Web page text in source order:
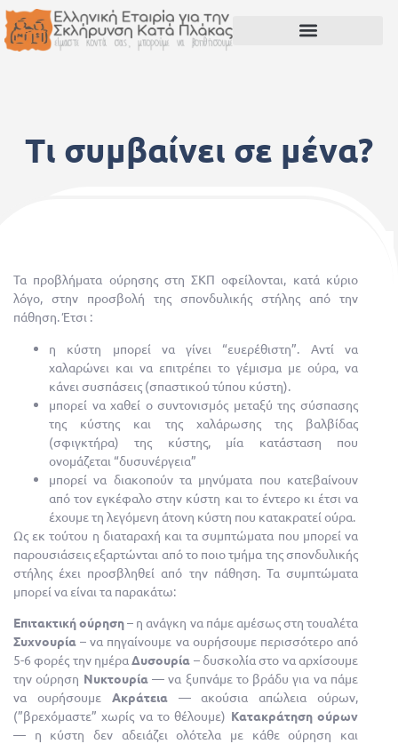
Τι συμβαίνει σε μένα?
Τα προβλήματα ούρησης στη ΣΚΠ οφείλονται, κατά κύριο
λόγο, στην προσβολή της σπονδυλικής στήλης από την
πάθηση. Έτσι :
η κύστη μπορεί να γίνει “ευερέθιστη”. Αντί να
χαλαρώνει και να επιτρέπει το γέμισμα με ούρα, να
κάνει συσπάσεις (σπαστικού τύπου κύστη).
μπορεί να χαθεί ο συντονισμός μεταξύ της σύσπασης
της κύστης και της χαλάρωσης της βαλβίδας
(σφιγκτήρα) της κύστης, μία κατάσταση που
ονομάζεται “δυσυνέργεια”
μπορεί να διακοπούν τα μηνύματα που κατεβαίνουν
από τον εγκέφαλο στην κύστη και το έντερο κι έτσι να
έχουμε τη λεγόμενη άτονη κύστη που κατακρατεί ούρα.
Ως εκ τούτου η διαταραχή και τα συμπτώματα που μπορεί να
παρουσιάσεις εξαρτώνται από το ποιο τμήμα της σπονδυλικής
στήλης έχει προσβληθεί από την πάθηση. Τα συμπτώματα
μπορεί να είναι τα παρακάτω:
Επιτακτική ούρηση– η ανάγκη να πάμε αμέσως στη τουαλέτα
Συχνουρία – να πηγαίνουμε να ουρήσουμε περισσότερο από
5-6 φορές την ημέραΔυσουρία – δυσκολία στο να αρχίσουμε
την ούρηση Νυκτουρία— να ξυπνάμε το βράδυ για να πάμε
να ουρήσουμε Ακράτεια— ακούσια απώλεια ούρων,
(”βρεχόμαστε” χωρίς να το θέλουμε) Κατακράτηση ούρων
— η κύστη δεν αδειάζει ολότελα με κάθε ούρηση και